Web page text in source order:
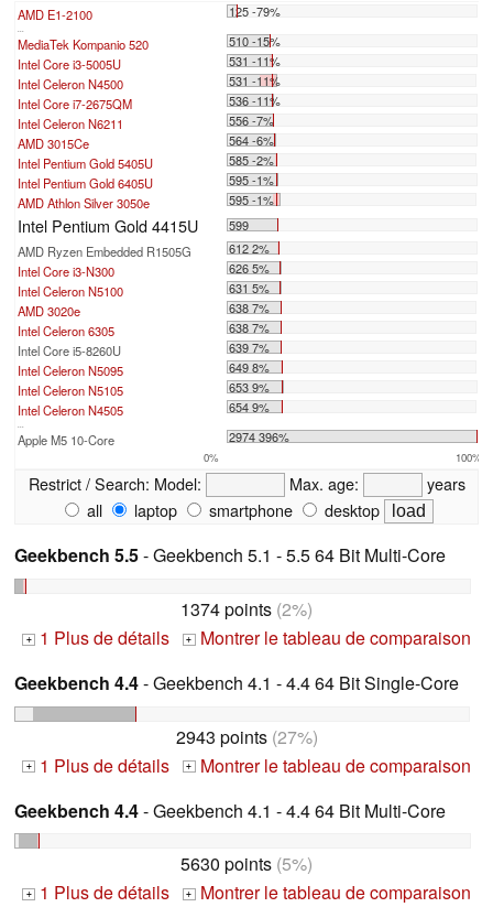
AMD E1-2100 125 -79%
...
MediaTek Kompanio 520
510 -15%
Intel Core i3-5005U
531 -11%
Intel Celeron N4500
531 -11%
Intel Core i7-2675QM
536 -11%
Intel Celeron N6211
556 -7%
AMD 3015Ce
564 -6%
Intel Pentium Gold 5405U
585 -2%
Intel Pentium Gold 6405U
595 -1%
AMD Athlon Silver 3050e
595 -1%
Intel Pentium Gold 4415U
599
AMD Ryzen Embedded R1505G
612 2%
Intel Core i3-N300
626 5%
Intel Celeron N5100
631 5%
AMD 3020e
638 7%
Intel Celeron 6305
638 7%
Intel Core i5-8260U
639 7%
Intel Celeron N5095
649 8%
Intel Celeron N5105
653 9%
Intel Celeron N4505
654 9%
...
Apple M5 10-Core 2974 396%
0% 100%
Restrict / Search: Model: Max. age:
years
all
laptop smartphone desktop
Geekbench 5.5- Geekbench 5.1 - 5.5 64 Bit Multi-Core
1374 points (2%)
+ 1 Plus de détails + Montrer le tableau de comparaison
Geekbench 4.4- Geekbench 4.1 - 4.4 64 Bit Single-Core
2943 points(27%)
+ 1 Plus de détails + Montrer le tableau de comparaison
Geekbench 4.4- Geekbench 4.1 - 4.4 64 Bit Multi-Core
5630 points (5%)
+ 1 Plus de détails + Montrer le tableau de comparaison